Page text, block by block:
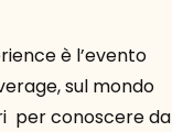
è l’evento
sul mondo
per conoscere da